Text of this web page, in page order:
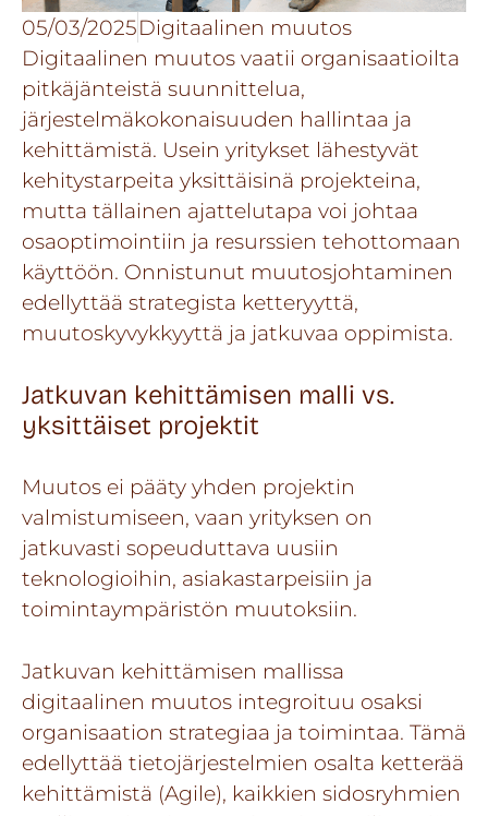
05/03/2025Digitaalinen muutos
Digitaalinen muutos vaatii organisaatioilta
pitkäjänteistä suunnittelua,
järjestelmäkokonaisuuden hallintaa ja
kehittämistä. Usein yritykset lähestyvät
kehitystarpeita yksittäisinä projekteina,
mutta tällainen ajattelutapa voi johtaa
osaoptimointiin ja resurssien tehottomaan
käyttöön. Onnistunut muutosjohtaminen
edellyttää strategista ketteryyttä,
muutoskyvykkyyttä ja jatkuvaa oppimista.
Jatkuvan kehittämisen malli vs.
yksittäiset projektit
Muutos ei pääty yhden projektin
valmistumiseen, vaan yrityksen on
jatkuvasti sopeuduttava uusiin
teknologioihin, asiakastarpeisiin ja
toimintaympäristön muutoksiin.
Jatkuvan kehittämisen mallissa
digitaalinen muutos integroituu osaksi
organisaation strategiaa ja toimintaa. Tämä
edellyttää tietojärjestelmien osalta ketterää
kehittämistä (Agile), kaikkien sidosryhmien